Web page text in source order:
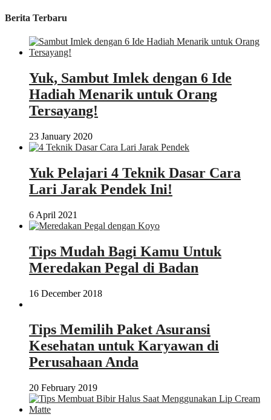
Berita Terbaru
Yuk, Sambut Imlek dengan 6 Ide
Hadiah Menarik untuk Orang
Tersayang!
23 January 2020
Yuk Pelajari 4 Teknik Dasar Cara
Lari Jarak Pendek Ini!
6 April 2021
Tips Mudah Bagi Kamu Untuk
Meredakan Pegal di Badan
16 December 2018
Tips Memilih Paket Asuransi
Kesehatan untuk Karyawan di
Perusahaan Anda
20 February 2019